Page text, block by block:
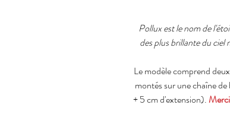
Pollux est le nom de
des plus brillante du
Le modèle comprend
montés sur une chaîne
+ 5 cm d'extension).